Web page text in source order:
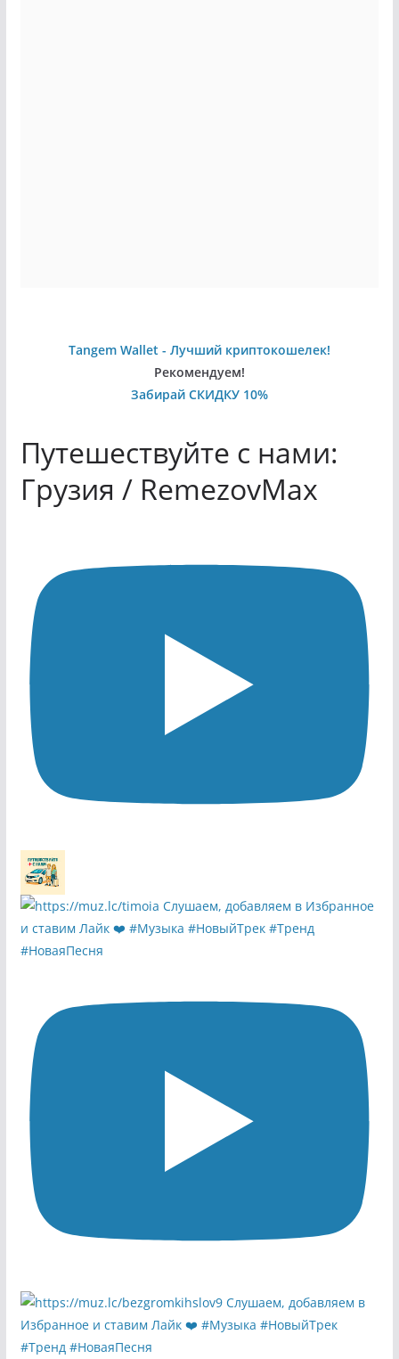
Tangem Wallet - Лучший криптокошелек!
Рекомендуем!
Забирай СКИДКУ 10%
Путешествуйте с нами:
Грузия / RemezovMax